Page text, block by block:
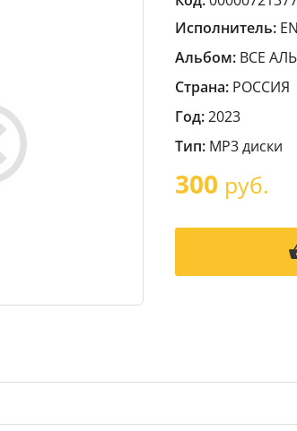
Исполнитель:
Альбом: ВСЕ
Страна: РОССИЯ
Год:2023
Тип: MP3 диски
300 руб.